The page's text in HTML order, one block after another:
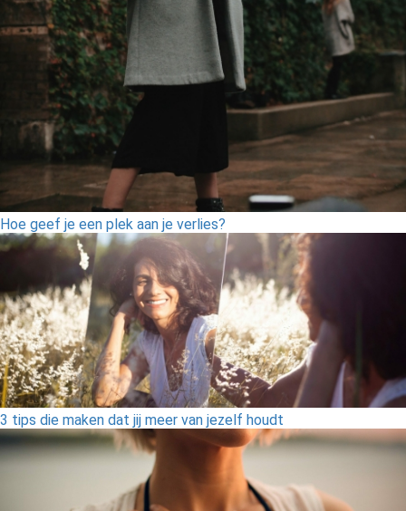
Hoe geef je een plek aan je verlies?
3 tips die maken dat jij meer van jezelf houdt